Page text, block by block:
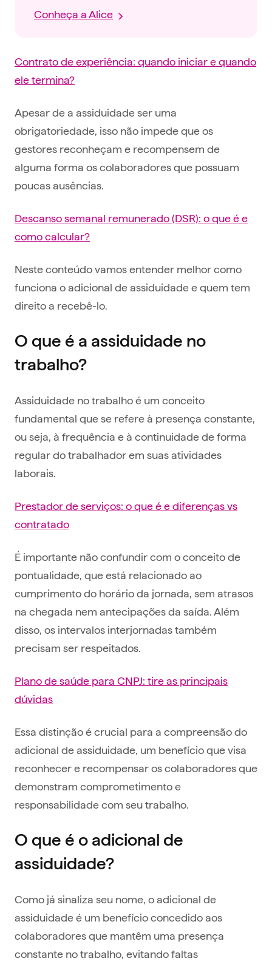
Conheça a Alice
Contrato de experiência: quando iniciar e quando
ele termina?
Apesar de a assiduidade ser uma
obrigatoriedade, isso não impede que os
gestores reconheçam e recompensem de
alguma forma os colaboradores que possuam
poucas ausências.
Descanso semanal remunerado (DSR): o que é e
como calcular?
Neste conteúdo vamos entender melhor como
funciona o adicional de assiduidade e quem tem
direito a recebê-lo.
O que é a assiduidade no
trabalho?
Assiduidade no trabalho é um conceito
fundamental que se refere à presença constante,
ou seja, à frequência e à continuidade de forma
regular do trabalhador em suas atividades
laborais.
Prestador de serviços: o que é e diferenças vs
contratado
É importante não confundir com o conceito de
pontualidade, que está relacionado ao
cumprimento do horário da jornada, sem atrasos
na chegada nem antecipações da saída. Além
disso, os intervalos interjornadas também
precisam ser respeitados.
Plano de saúde para CNPJ: tire as principais
dúvidas
Essa distinção é crucial para a compreensão do
adicional de assiduidade, um benefício que visa
reconhecer e recompensar os colaboradores que
demonstram comprometimento e
responsabilidade com seu trabalho.
O que é o adicional de
assiduidade?
Como já sinaliza seu nome, o adicional de
assiduidade é um benefício concedido aos
colaboradores que mantêm uma presença
constante no trabalho, evitando faltas